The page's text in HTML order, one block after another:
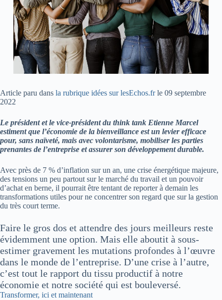
Article paru dans la rubrique idées sur lesEchos.frle 09 septembre
2022
Le président et le vice-président du think tank Etienne Marcel
estiment que l’économie de la bienveillance est un levier efficace
pour, sans naïveté, mais avec volontarisme, mobiliser les parties
prenantes de l’entreprise et assurer son développement durable.
Avec près de 7 % d’inflation sur un an, une crise énergétique majeure,
des tensions un peu partout sur le marché du travail et un pouvoir
d’achat en berne, il pourrait être tentant de reporter à demain les
transformations utiles pour ne concentrer son regard que sur la gestion
du très court terme.
Faire le gros dos et attendre des jours meilleurs reste
évidemment une option. Mais elle aboutit à sous-
estimer gravement les mutations profondes à l’œuvre
dans le monde de l’entreprise. D’une crise à l’autre,
c’est tout le rapport du tissu productif à notre
économie et notre société qui est bouleversé.
Transformer, ici et maintenant